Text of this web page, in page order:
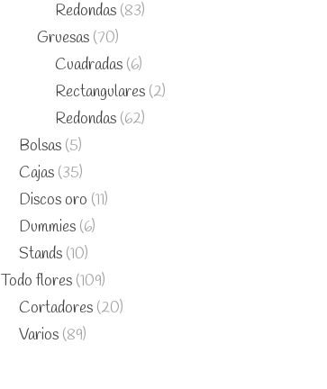
Redondas (83)
Gruesas (70)
Cuadradas (6)
Rectangulares (2)
Redondas (62)
Bolsas (5)
Cajas (35)
Discos oro (11)
Dummies (6)
Stands (10)
Todo flores (109)
Cortadores (20)
Varios (89)